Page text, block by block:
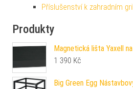
Příslušenství k zahradním
Produkty
Magnetická lišta Yaxell
1 390 Kč
Big Green Egg